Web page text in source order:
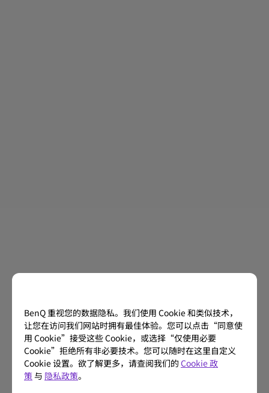
BenQ 重视您的数据隐私。我们使用 Cookie 和类似技术，
让您在访问我们网站时拥有最佳体验。您可以点击“同意使
用 Cookie”接受这些 Cookie，或选择“仅使用必要
Cookie”拒绝所有非必要技术。您可以随时在这里自定义
Cookie 设置。欲了解更多，请查阅我们的 Cookie 政
策 与 隐私政策。